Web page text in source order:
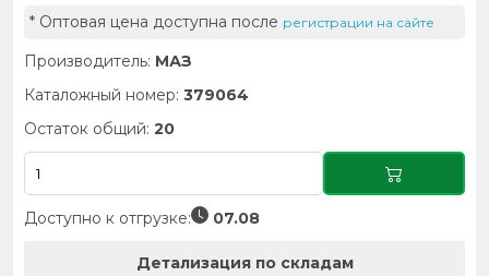
* Оптовая цена доступна после регистрации на сайте
Производитель: МАЗ
Каталожный номер: 379064
Остаток общий: 20
Доступно к отгрузке: 07.08
Детализация по складам